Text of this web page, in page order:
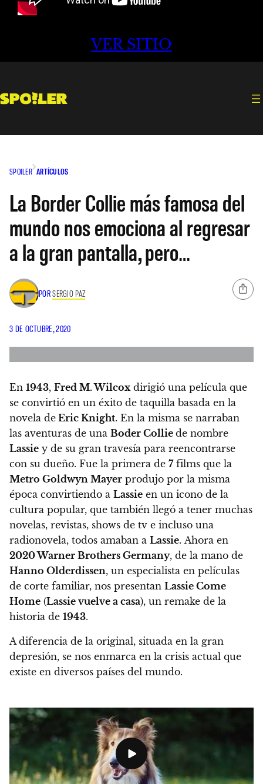
VER SITIO
SPOILER ARTÍCULOS
La Border Collie más famosa del
mundo nos emociona al regresar
a la gran pantalla, pero…
PORSERGIO PAZ
3 DE OCTUBRE, 2020
En 1943, Fred M. Wilcox dirigió una película que
se convirtió en un éxito de taquilla basada en la
novela de Eric Knight. En la misma se narraban
las aventuras de una Boder Collie de nombre
Lassie y de su gran travesía para reencontrarse
con su dueño. Fue la primera de 7films que la
Metro Goldwyn Mayer produjo por la misma
época convirtiendo a Lassie en un icono de la
cultura popular, que también llegó a tener muchas
novelas, revistas, shows de tv e incluso una
radionovela, todos amaban a Lassie. Ahora en
2020 Warner Brothers Germany, de la mano de
Hanno Olderdissen, un especialista en películas
de corte familiar, nos presentan Lassie Come
Home (Lassie vuelve a casa), un remake de la
historia de 1943.
A diferencia de la original, situada en la gran
depresión, se nos enmarca en la crisis actual que
existe en diversos países del mundo.